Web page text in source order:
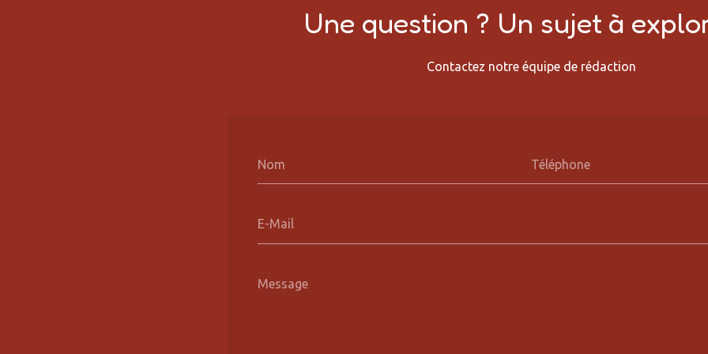
Une question ? Un sujet à
Contactez notre équipe de rédaction
Nom Téléphone
E-Mail
Message